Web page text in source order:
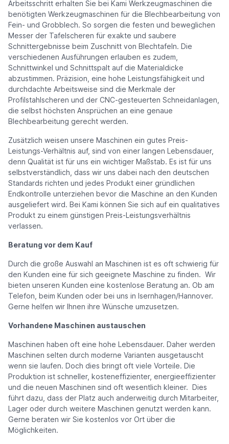
Arbeitsschritt erhalten Sie bei Kami Werkzeugmaschinen die
benötigten Werkzeugmaschinen für die Blechbearbeitung von
Fein- und Grobblech. So sorgen die festen und beweglichen
Messer der Tafelscheren für exakte und saubere
Schnittergebnisse beim Zuschnitt von Blechtafeln. Die
verschiedenen Ausführungen erlauben es zudem,
Schnittwinkel und Schnittspalt auf die Materialdicke
abzustimmen. Präzision, eine hohe Leistungsfähigkeit und
durchdachte Arbeitsweise sind die Merkmale der
Profilstahlscheren und der CNC-gesteuerten Schneidanlagen,
die selbst höchsten Ansprüchen an eine genaue
Blechbearbeitung gerecht werden.
Zusätzlich weisen unsere Maschinen ein gutes Preis-
Leistungs-Verhältnis auf, sind von einer langen Lebensdauer,
denn Qualität ist für uns ein wichtiger Maßstab. Es ist für uns
selbstverständlich, dass wir uns dabei nach den deutschen
Standards richten und jedes Produkt einer gründlichen
Endkontrolle unterziehen bevor die Maschine an den Kunden
ausgeliefert wird. Bei Kami können Sie sich auf ein qualitatives
Produkt zu einem günstigen Preis-Leistungsverhältnis
verlassen.
Beratung vor dem Kauf
Durch die große Auswahl an Maschinen ist es oft schwierig für
den Kunden eine für sich geeignete Maschine zu finden. Wir
bieten unseren Kunden eine kostenlose Beratung an. Ob am
Telefon, beim Kunden oder bei uns in Isernhagen/Hannover.
Gerne helfen wir Ihnen ihre Wünsche umzusetzen.
Vorhandene Maschinen austauschen
Maschinen haben oft eine hohe Lebensdauer. Daher werden
Maschinen selten durch moderne Varianten ausgetauscht
wenn sie laufen. Doch dies bringt oft viele Vorteile. Die
Produktion ist schneller, kosteneffizienter, energieeffizienter
und die neuen Maschinen sind oft wesentlich kleiner. Dies
führt dazu, dass der Platz auch anderweitig durch Mitarbeiter,
Lager oder durch weitere Maschinen genutzt werden kann.
Gerne beraten wir Sie kostenlos vor Ort über die
Möglichkeiten.